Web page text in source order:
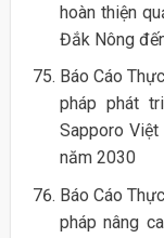
hoàn thiện
Đắk Nông
Báo Cáo
pháp phát
Sapporo
năm 2030
Báo Cáo
pháp nâng